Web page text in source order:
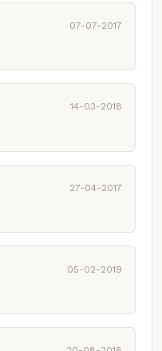
07-07-2017
14-03-2018
27-04-2017
05-02-2019